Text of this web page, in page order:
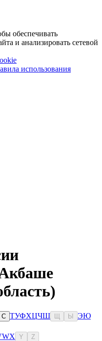
обеспечивать
и анализировать сетевой
использования
С ТУФХЦЧШ Ы ЭЮ
WX Y Z